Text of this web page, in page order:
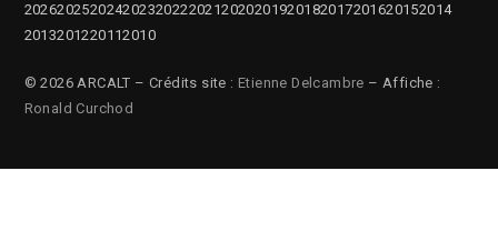
2026202520242023202220212020201920182017201620152014
2013201220112010
© 2026 ARCALT – Crédits site : Etienne Delcambre – Affiche :
Ronald Curchod